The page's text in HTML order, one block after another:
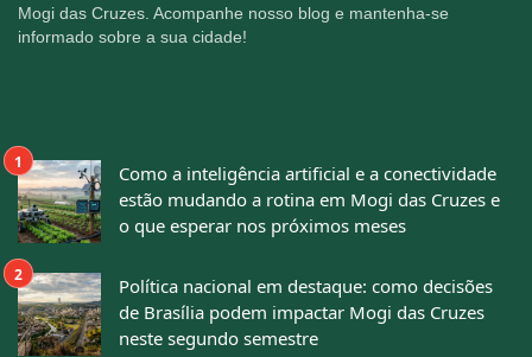
Mogi das Cruzes. Acompanhe nosso blog e mantenha-se
informado sobre a sua cidade!
Como a inteligência artificial e a conectividade
estão mudando a rotina em Mogi das Cruzes e
o que esperar nos próximos meses
Política nacional em destaque: como decisões
de Brasília podem impactar Mogi das Cruzes
neste segundo semestre